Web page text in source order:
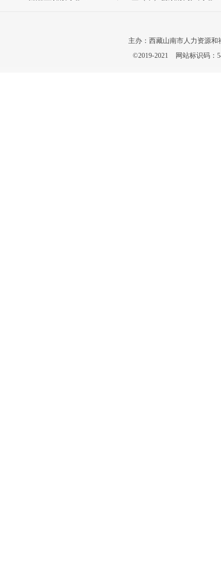
主办：西藏山南市人力资源和
©2019-2021
网站标识码：